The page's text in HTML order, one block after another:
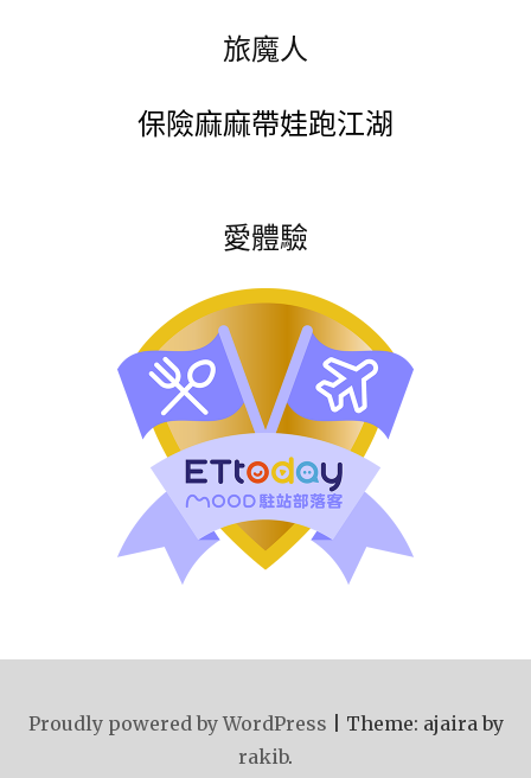
旅魔人
保險麻麻帶娃跑江湖
愛體驗
Proudly powered by WordPress
Theme: ajaira by
rakib.